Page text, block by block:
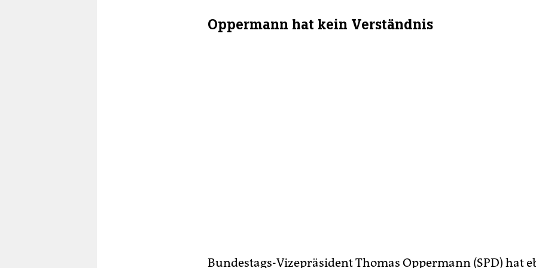
Oppermann hat kein Verständnis
Bundestags-Vizepräsident Thomas Oppermann (SPD) hat